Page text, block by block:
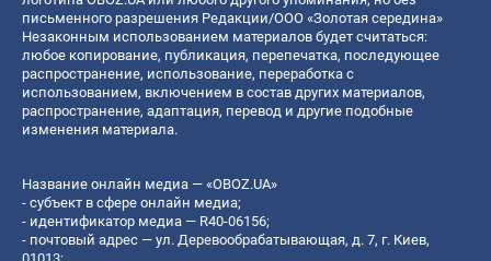
письменного разрешения Редакции/ООО «Золотая середина»
Незаконным использованием материалов будет считаться:
любое копирование, публикация, перепечатка, последующее
распространение, использование, переработка с
использованием, включением в состав других материалов,
распространение, адаптация, перевод и другие подобные
изменения материала.
Название онлайн медиа — «OBOZ.UA»
- субъект в сфере онлайн медиа;
- идентификатор медиа — R40-06156;
- почтовый адрес — ул. Деревообрабатывающая, д. 7, г. Киев,